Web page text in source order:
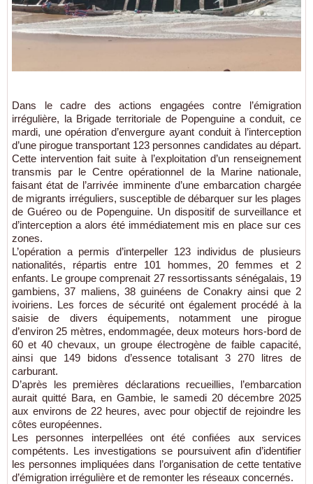
Dans le cadre des actions engagées contre l’émigration
irrégulière, la Brigade territoriale de Popenguine a conduit, ce
mardi, une opération d’envergure ayant conduit à l’interception
d’une pirogue transportant 123 personnes candidates au départ.
Cette intervention fait suite à l’exploitation d’un renseignement
transmis par le Centre opérationnel de la Marine nationale,
faisant état de l’arrivée imminente d’une embarcation chargée
de migrants irréguliers, susceptible de débarquer sur les plages
de Guéreo ou de Popenguine. Un dispositif de surveillance et
d’interception a alors été immédiatement mis en place sur ces
zones.
L’opération a permis d’interpeller 123 individus de plusieurs
nationalités, répartis entre 101 hommes, 20 femmes et 2
enfants. Le groupe comprenait 27 ressortissants sénégalais, 19
gambiens, 37 maliens, 38 guinéens de Conakry ainsi que 2
ivoiriens. Les forces de sécurité ont également procédé à la
saisie de divers équipements, notamment une pirogue
d’environ 25 mètres, endommagée, deux moteurs hors-bord de
60 et 40 chevaux, un groupe électrogène de faible capacité,
ainsi que 149 bidons d’essence totalisant 3 270 litres de
carburant.
D’après les premières déclarations recueillies, l’embarcation
aurait quitté Bara, en Gambie, le samedi 20 décembre 2025
aux environs de 22 heures, avec pour objectif de rejoindre les
côtes européennes.
Les personnes interpellées ont été confiées aux services
compétents. Les investigations se poursuivent afin d’identifier
les personnes impliquées dans l’organisation de cette tentative
d’émigration irrégulière et de remonter les réseaux concernés.